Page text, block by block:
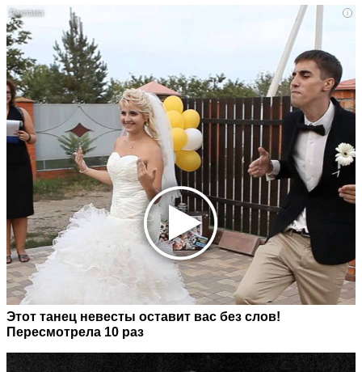
i
Этот танец невесты оставит вас без слов!
Пересмотрела 10 раз